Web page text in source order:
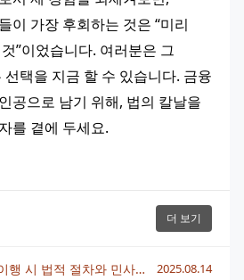
이 가장 후회하는 것은 “미리
”이었습니다. 여러분은 그
택을 지금 할 수 있습니다. 금융
공으로 남기 위해, 법의 칼날을
를 곁에 두세요.
더 보기
통장압류방법, 채무불이행 시 법적 절차와 민사전문변호사 조력 2025.08.14